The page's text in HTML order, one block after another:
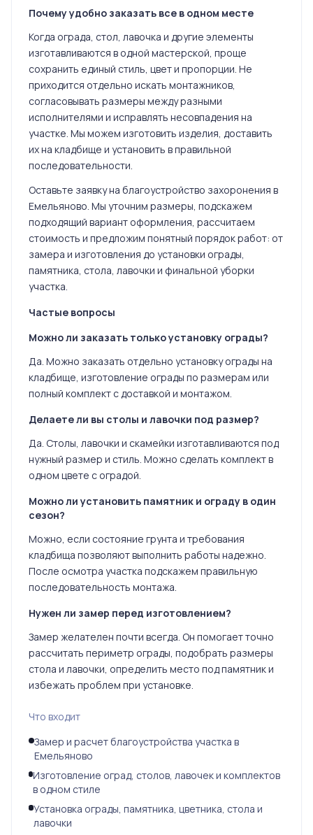
Почему удобно заказать все в одном месте
Когда ограда, стол, лавочка и другие элементы
изготавливаются в одной мастерской, проще
сохранить единый стиль, цвет и пропорции. Не
приходится отдельно искать монтажников,
согласовывать размеры между разными
исполнителями и исправлять несовпадения на
участке. Мы можем изготовить изделия, доставить
их на кладбище и установить в правильной
последовательности.
Оставьте заявку на благоустройство захоронения в
Емельяново. Мы уточним размеры, подскажем
подходящий вариант оформления, рассчитаем
стоимость и предложим понятный порядок работ: от
замера и изготовления до установки ограды,
памятника, стола, лавочки и финальной уборки
участка.
Частые вопросы
Можно ли заказать только установку ограды?
Да. Можно заказать отдельно установку ограды на
кладбище, изготовление ограды по размерам или
полный комплект с доставкой и монтажом.
Делаете ли вы столы и лавочки под размер?
Да. Столы, лавочки и скамейки изготавливаются под
нужный размер и стиль. Можно сделать комплект в
одном цвете с оградой.
Можно ли установить памятник и ограду в один
сезон?
Можно, если состояние грунта и требования
кладбища позволяют выполнить работы надежно.
После осмотра участка подскажем правильную
последовательность монтажа.
Нужен ли замер перед изготовлением?
Замер желателен почти всегда. Он помогает точно
рассчитать периметр ограды, подобрать размеры
стола и лавочки, определить место под памятник и
избежать проблем при установке.
Что входит
Замер и расчет благоустройства участка в
Емельяново
Изготовление оград, столов, лавочек и комплектов
в одном стиле
Установка ограды, памятника, цветника, стола и
лавочки